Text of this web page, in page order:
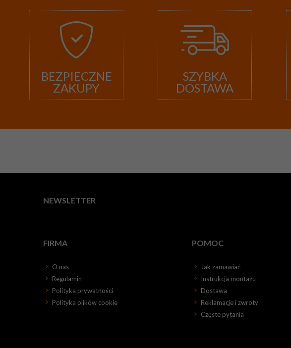
BEZPIECZNE
ZAKUPY
SZYBKA
DOSTAWA
NEWSLETTER
FIRMA
O nas
Regulamin
Polityka prywatności
Polityka plików cookie
POMOC
Jak zamawiać
Instrukcja montażu
Dostawa
Reklamacje i zwroty
Częste pytania